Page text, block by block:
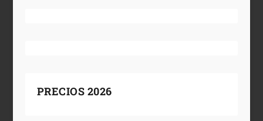
PRECIOS 2026